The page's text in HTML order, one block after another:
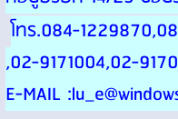
โทร.084-
,02-9171004,02-
E-MAIL